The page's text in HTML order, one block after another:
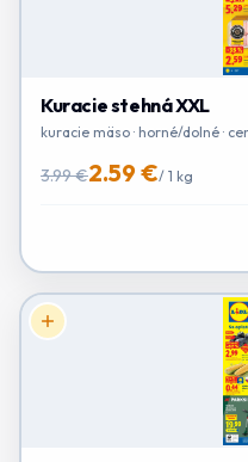
Kuracie stehná XXL
kuracie mäso · horné/dolné ·
3.99 €2.59 €/ 1 kg